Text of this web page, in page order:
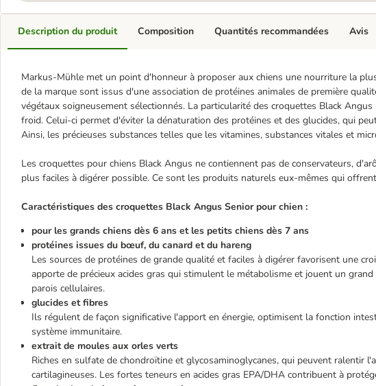
Description du produit
Markus-Mühle met un point d'honneur à proposer aux chiens une nourriture la
de la marque sont issus d'une association de protéines animales de première
végétaux soigneusement sélectionnés. La particularité des croquettes Black
froid. Celui-ci permet d'éviter la dénaturation des protéines et des glucides, qui
Ainsi, les précieuses substances telles que les vitamines, substances vitales et
Les croquettes pour chiens Black Angus ne contiennent pas de conservateurs,
plus faciles à digérer possible. Ce sont les produits naturels eux-mêmes qui
Caractéristiques des croquettes Black Angus Senior pour chien :
pour les grands chiens dès 6 ans et les petits chiens dès 7 ans
protéines issues du bœuf, du canard et du hareng
Les sources de protéines de grande qualité et faciles à digérer favorisent une
apporte de précieux acides gras qui stimulent le métabolisme et jouent un
parois cellulaires.
glucides et fibres
Ils régulent de façon significative l'apport en énergie, optimisent la fonction
système immunitaire.
extrait de moules aux orles verts
Riches en sulfate de chondroïtine et glycosaminoglycanes, qui peuvent ralentir
cartilagineuses. Les fortes teneurs en acides gras EPA/DHA contribuent à
Composition Quantités recommandées Avis